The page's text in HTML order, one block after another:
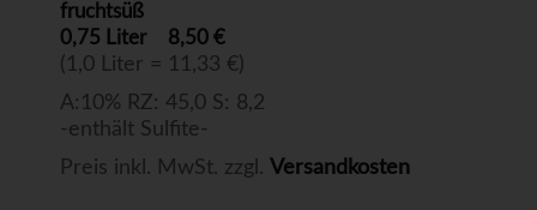
fruchtsüß
0,75 Liter
8,50 €
(1,0 Liter = 11,33 €)
A:10% RZ: 45,0 S: 8,2
-enthält Sulfite-
Preis inkl. MwSt. zzgl. Versandkosten